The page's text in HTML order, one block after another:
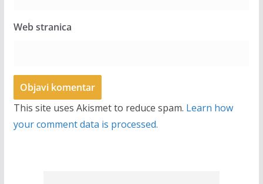
Web stranica
This site uses Akismet to reduce spam. Learn how
your comment data is processed.